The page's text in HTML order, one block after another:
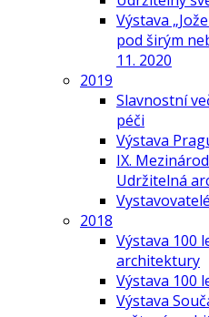
Výstava
pod širým
11. 2020
2019
Slavnostní
péči
Výstava
IX.
Udržitelná
2018
Výstava 100
architektury
Výstava 100
Výstava